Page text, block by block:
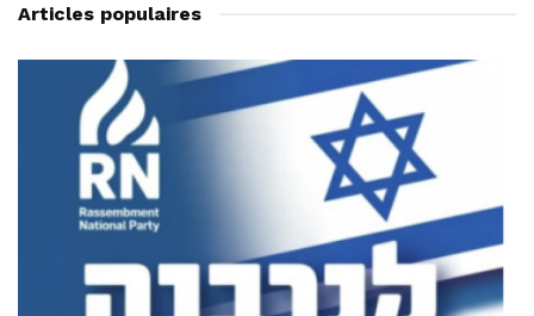
Articles populaires